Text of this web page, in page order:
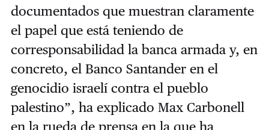
documentados que muestran claramente
el papel que está teniendo de
corresponsabilidad la banca armada y, en
concreto, el Banco Santander en el
genocidio israelí contra el pueblo
palestino”, ha explicado Max Carbonell
en la rueda de prensa en la que ha